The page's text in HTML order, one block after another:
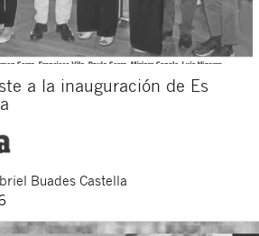
a la inauguración de Es
Buades Castella